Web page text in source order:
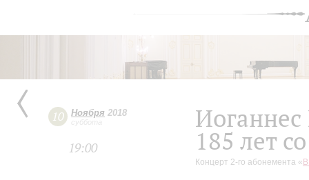
10 Ноября 2018
суббота
19:00 185 лет
Концерт 2-го абонемента «